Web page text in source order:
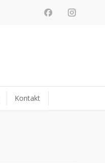
Kontakt